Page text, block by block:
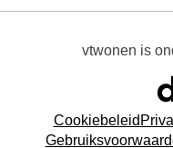
vtwonen is
Cookiebeleid